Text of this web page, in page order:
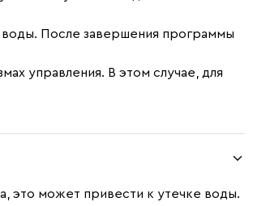
После завершения программы
управления. В этом случае, для
это может привести к утечке воды.